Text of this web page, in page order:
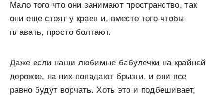
Мало того что они занимают пространство, так
они еще стоят у краев и, вместо того чтобы
плавать, просто болтают.
Даже если наши любимые бабулечки на крайней
дорожке, на них попадают брызги, и они все
равно будут ворчать. Хоть это и подбешивает,